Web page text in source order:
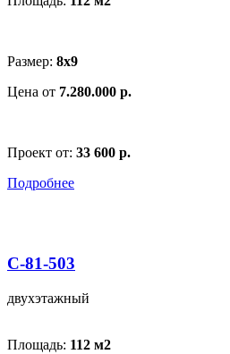
Размер: 8х9
Цена от 7.280.000 р.
Проект от: 33 600 р.
Подробнее
С-81-503
двухэтажный
Площадь: 112 м2